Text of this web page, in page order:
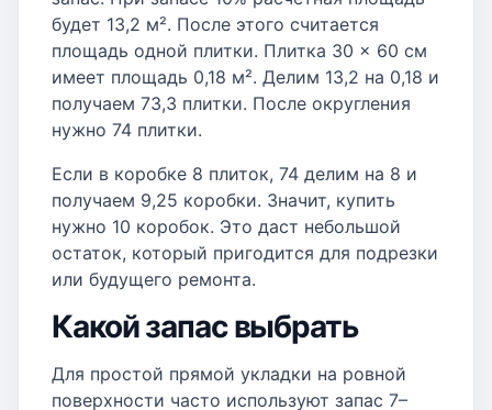
будет 13,2 м². После этого считается
площадь одной плитки. Плитка 30 × 60 см
имеет площадь 0,18 м². Делим 13,2 на 0,18 и
получаем 73,3 плитки. После округления
нужно 74 плитки.
Если в коробке 8 плиток, 74 делим на 8 и
получаем 9,25 коробки. Значит, купить
нужно 10 коробок. Это даст небольшой
остаток, который пригодится для подрезки
или будущего ремонта.
Какой запас выбрать
Для простой прямой укладки на ровной
поверхности часто используют запас 7–